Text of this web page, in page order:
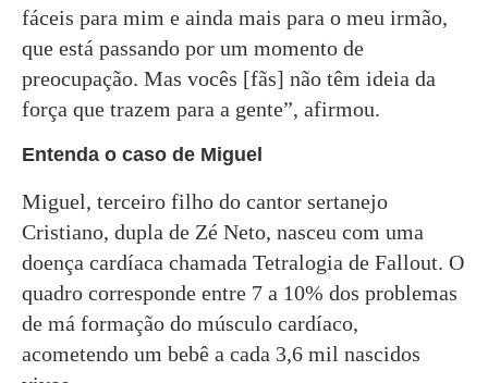
fáceis para mim e ainda mais para o meu irmão,
que está passando por um momento de
preocupação. Mas vocês [fãs] não têm ideia da
força que trazem para a gente”, afirmou.
Entenda o caso de Miguel
Miguel, terceiro filho do cantor sertanejo
Cristiano, dupla de Zé Neto, nasceu com uma
doença cardíaca chamada Tetralogia de Fallout. O
quadro corresponde entre 7 a 10% dos problemas
de má formação do músculo cardíaco,
acometendo um bebê a cada 3,6 mil nascidos